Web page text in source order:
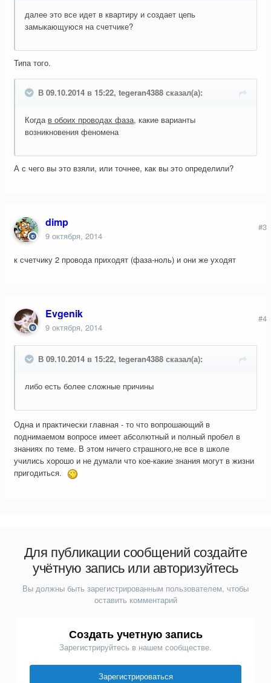
далее это все идет в квартиру и создает цепь
замыкающуюся на счетчике?
Типа того.
В 09.10.2014 в 15:22, tegeran4388 сказал(а):
Когда в обоих проводах фаза, какие варианты
возникновения феномена
А с чего вы это взяли, или точнее, как вы это определили?
dimp
9 октября, 2014
#3
к счетчику 2 провода приходят (фаза-ноль) и они же уходят
Evgenik
9 октября, 2014
#4
В 09.10.2014 в 15:22, tegeran4388 сказал(а):
либо есть более сложные причины
Одна и практически главная - то что вопрошающий в
поднимаемом вопросе имеет абсолютный и полный пробел в
знаниях по теме. В этом ничего страшного,не все в школе
учились хорошо и не думали что кое-какие знания могут в жизни
пригодиться.
Для публикации сообщений создайте
учётную запись или авторизуйтесь
Вы должны быть зарегистрированным пользователем, чтобы
оставить комментарий
Создать учетную запись
Зарегистрируйтесь в нашем сообществе.
Зарегистрироваться